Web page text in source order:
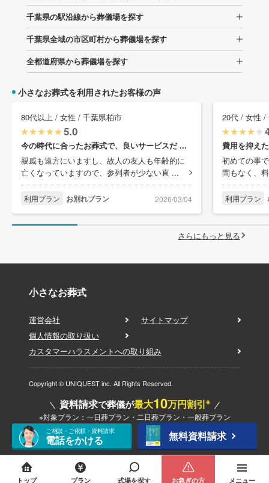
千葉県の駅沿線から葬儀場を探す
千葉県全域の市区町村から葬儀場を探す
全都道府県から葬儀場を探す
小さなお葬式を利用されたお客様の声
80代以上 / 女性 / 千葉県柏市
5.0
今の時代に合ったお葬式で、良いサービスだ ...
親戚も遠方にいますし、故人の友人も年齢的に
亡くなっていますので、参列者が少ない直 ...
利用プラン お別れプラン 2026/03/04
20代 / 女性 /
費用を抑え
初めての事
間もなく、
利用プラン
さらにもっと見る
小さなお葬式
運営会社
サイトマップ
個人情報の取り扱い
カスタマーハラスメントへの取り組み
Copyright © UNIQUEST inc. All Rights Reserved.
資料請求で葬儀が最大10万円割引※
※対象プラン：一日葬プラン・二日葬プラン・一般葬プラン
ご相談・ご依頼・資料請求
電話をかける 無料資料請求
トップ プラン 式場を探す お急ぎの方 メニュー